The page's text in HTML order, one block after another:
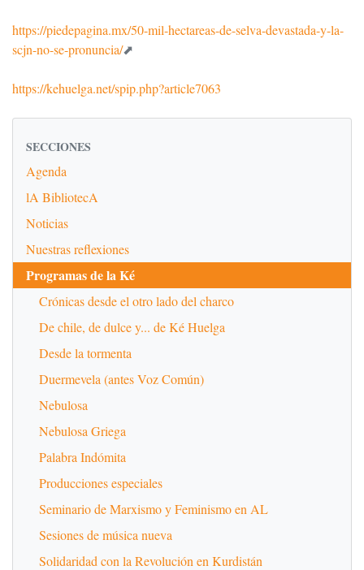
https://piedepagina.mx/50-mil-hectareas-de-selva-devastada-y-la-
scjn-no-se-pronuncia/
https://kehuelga.net/spip.php?article7063
SECCIONES
Agenda
lA BibliotecA
Noticias
Nuestras reflexiones
Programas de la Ké
Crónicas desde el otro lado del charco
De chile, de dulce y... de Ké Huelga
Desde la tormenta
Duermevela (antes Voz Común)
Nebulosa
Nebulosa Griega
Palabra Indómita
Producciones especiales
Seminario de Marxismo y Feminismo en AL
Sesiones de música nueva
Solidaridad con la Revolución en Kurdistán